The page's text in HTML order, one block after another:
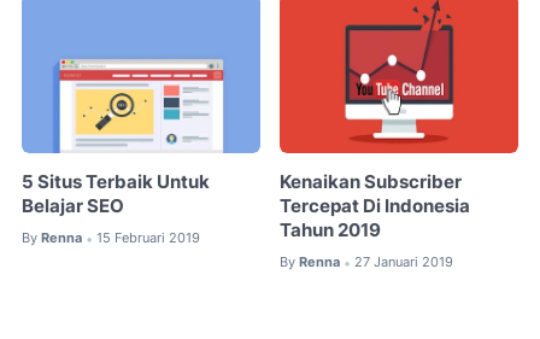
5 Situs Terbaik Untuk
Belajar SEO
By Renna • 15 Februari 2019
Kenaikan Subscriber
Tercepat Di Indonesia
Tahun 2019
By Renna • 27 Januari 2019